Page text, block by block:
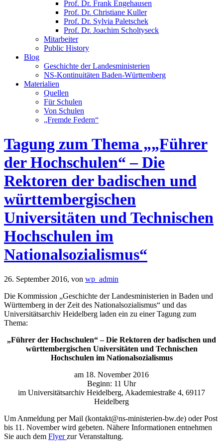
Prof. Dr. Frank Engehausen
Prof. Dr. Christiane Kuller
Prof. Dr. Sylvia Paletschek
Prof. Dr. Joachim Scholtyseck
Mitarbeiter
Public History
Blog
Geschichte der Landesministerien
NS-Kontinuitäten Baden-Württemberg
Materialien
Quellen
Für Schulen
Von Schulen
„Fremde Federn“
Tagung zum Thema „„Führer
der Hochschulen“ – Die
Rektoren der badischen und
württembergischen
Universitäten und Technischen
Hochschulen im
Nationalsozialismus“
26. September 2016, von wp_admin
Die Kommission „Geschichte der Landesministerien in Baden und
Württemberg in der Zeit des Nationalsozialismus“ und das
Universitätsarchiv Heidelberg laden ein zu einer Tagung zum
Thema:
„Führer der Hochschulen“ – Die Rektoren der badischen und
württembergischen Universitäten und Technischen
Hochschulen im Nationalsozialismus
am 18. November 2016
Beginn: 11 Uhr
im Universitätsarchiv Heidelberg, Akademiestraße 4, 69117
Heidelberg
Um Anmeldung per Mail (kontakt@ns-ministerien-bw.de) oder Post
bis 11. November wird gebeten. Nähere Informationen entnehmen
Sie auch dem Flyerzur Veranstaltung.